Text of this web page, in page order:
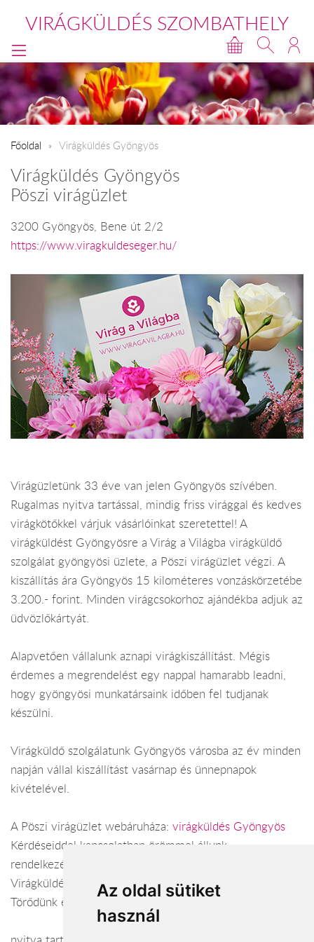
Az oldal sütiket
használ
VIRÁGKÜLDÉS SZOMBATHELY
Főoldal Virágküldés Gyöngyös
Virágküldés Gyöngyös
Pöszi virágüzlet
3200 Gyöngyös, Bene út 2/2
https://www.viragkuldeseger.hu/
Virágüzletünk 33 éve van jelen Gyöngyös szívében.
Rugalmas nyitva tartással, mindig friss virággal és kedves
virágkötőkkel várjuk vásárlóinkat szeretettel! A
virágküldést Gyöngyösre a Virág a Világba virágküldő
szolgálat gyöngyösi üzlete, a Pöszi virágüzlet végzi. A
kiszállítás ára Gyöngyös 15 kilométeres vonzáskörzetébe
3.200.- forint. Minden virágcsokorhoz ajándékba adjuk az
üdvözlőkártyát.
Alapvetően vállalunk aznapi virágkiszállítást. Mégis
érdemes a megrendelést egy nappal hamarabb leadni,
hogy gyöngyösi munkatársaink időben fel tudjanak
készülni.
Virágküldő szolgálatunk Gyöngyös városba az év minden
napján vállal kiszállítást vasárnap és ünnepnapok
kivételével.
A Pöszi virágüzlet webáruháza: virágküldés Gyöngyös
Kérdéseiddel kapcsolatban örömmel állunk
rendelkezésedre.
Virágküldés Gyöngyös
Törődünk egymással